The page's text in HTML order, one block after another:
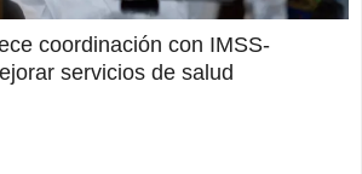
coordinación con IMSS-
servicios de salud